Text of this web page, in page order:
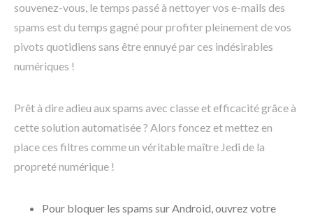
souvenez-vous, le temps passé à nettoyer vos e-mails des
spams est du temps gagné pour profiter pleinement de vos
pivots quotidiens sans être ennuyé par ces indésirables
numériques !
Prêt à dire adieu aux spams avec classe et efficacité grâce à
cette solution automatisée ? Alors foncez et mettez en
place ces filtres comme un véritable maître Jedi de la
propreté numérique !
Pour bloquer les spams sur Android, ouvrez votre